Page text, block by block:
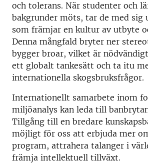
och tolerans. När studenter och
bakgrunder möts, tar de med sig
som främjar en kultur av utbyte
Denna mångfald bryter ner
bygger broar, vilket är
ett globalt tankesätt och ta itu
internationella skogsbruksfrågor.
Internationellt samarbete inom
miljöanalys kan leda till
Tillgång till en bredare
möjligt för oss att erbjuda mer
program, attrahera talanger i
främja intellektuell tillväxt.